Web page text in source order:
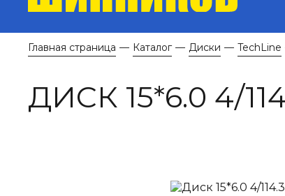
Главная страница — Каталог — Диски — TechLine
ДИСК 15*6.0 4/